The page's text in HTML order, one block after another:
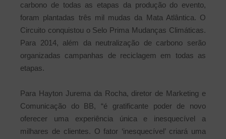
carbono de todas as etapas da produção do evento,
foram plantadas três mil mudas da Mata Atlântica. O
Circuito conquistou o Selo Prima Mudanças Climáticas.
Para 2014, além da neutralização de carbono serão
organizadas campanhas de reciclagem em todas as
etapas.
Para Hayton Jurema da Rocha, diretor de Marketing e
Comunicação do BB, “é gratificante poder de novo
oferecer uma experiência única e inesquecível a
milhares de clientes. O fator ‘inesquecível’ criará uma